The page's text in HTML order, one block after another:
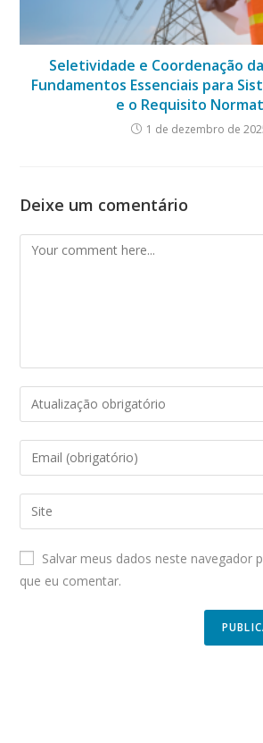
Seletividade e Coordenação
Fundamentos Essenciais para
e o Requisito
1 de dezembro de
Deixe um comentário
Comment
Enter
your
name
comment
Enter
your
email
address
comment
Enter
your
website
URL
(optional)
Salvar meus dados neste navegador
que eu comentar.